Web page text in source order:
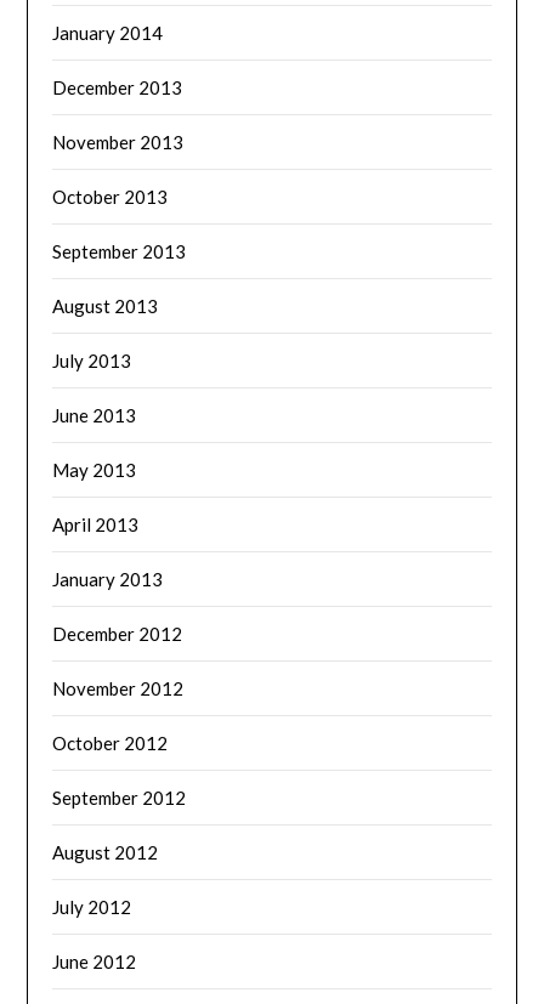
January 2014
December 2013
November 2013
October 2013
September 2013
August 2013
July 2013
June 2013
May 2013
April 2013
January 2013
December 2012
November 2012
October 2012
September 2012
August 2012
July 2012
June 2012